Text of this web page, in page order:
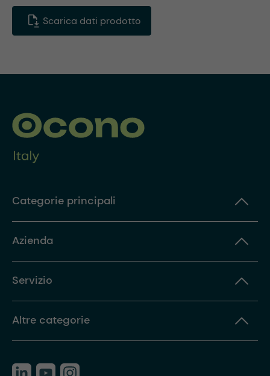
Scarica dati prodotto
Categorie principali
Azienda
Servizio
Altre categorie